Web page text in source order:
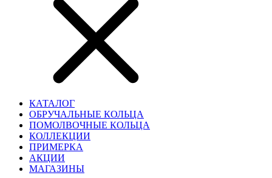
КАТАЛОГ
ОБРУЧАЛЬНЫЕ КОЛЬЦА
ПОМОЛВОЧНЫЕ КОЛЬЦА
КОЛЛЕКЦИИ
ПРИМЕРКА
АКЦИИ
МАГАЗИНЫ